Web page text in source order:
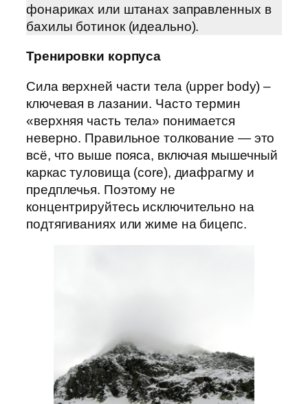
фонариках или штанах заправленных в
бахилы ботинок (идеально).
Тренировки корпуса
Сила верхней части тела (upper body) –
ключевая в лазании. Часто термин
«верхняя часть тела» понимается
неверно. Правильное толкование — это
всё, что выше пояса, включая мышечный
каркас туловища (core), диафрагму и
предплечья. Поэтому не
концентрируйтесь исключительно на
подтягиваниях или жиме на бицепс.